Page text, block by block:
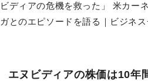
ビディアの危機を救った」 米カー
ガとのエピソードを語る｜ビジネス
エヌビディアの株価は10年